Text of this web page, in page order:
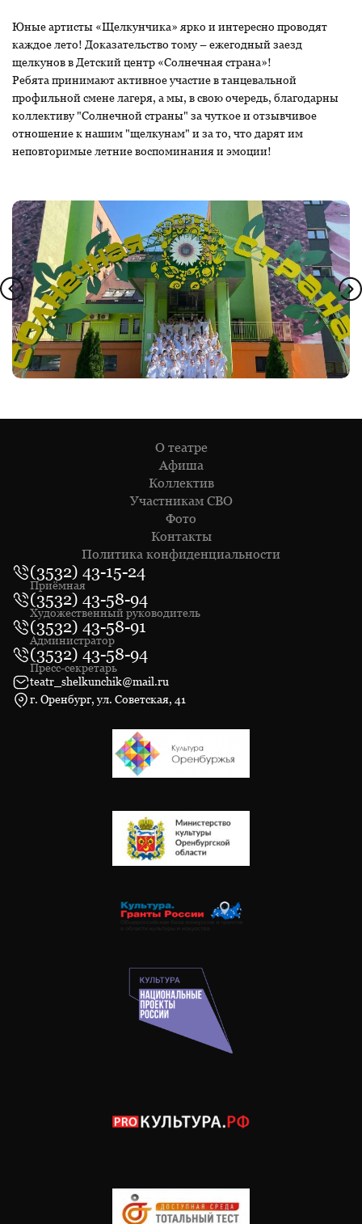
Юные артисты «Щелкунчика» ярко и интересно проводят
каждое лето! Доказательство тому – ежегодный заезд
щелкунов в Детский центр «Солнечная страна»!
Ребята принимают активное участие в танцевальной
профильной смене лагеря, а мы, в свою очередь, благодарны
коллективу "Солнечной страны" за чуткое и отзывчивое
отношение к нашим "щелкунам" и за то, что дарят им
неповторимые летние воспоминания и эмоции!
О театре
Афиша
Коллектив
Участникам СВО
Фото
Контакты
Политика конфиденциальности
(3532) 43-15-24
Приёмная
(3532) 43-58-94
Художественный руководитель
(3532) 43-58-91
Администратор
(3532) 43-58-94
Пресс-секретарь
teatr_shelkunchik@mail.ru
г. Оренбург, ул. Советская, 41